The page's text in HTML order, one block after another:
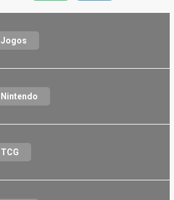
Jogos
Nintendo
TCG